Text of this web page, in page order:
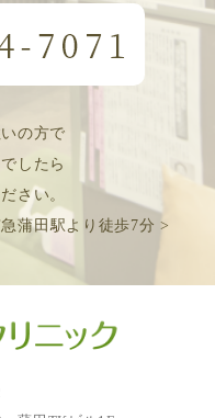
の方で
したら
さい。
蒲田駅より徒歩7分 >